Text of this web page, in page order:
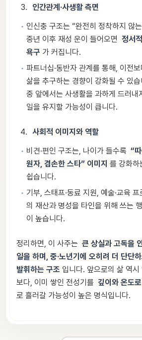
인간관계·사생활 측면
인신충 구조는 “완전히 정착하지 않
중년 이후 재성 운이 들어오면 정서
욕구 가 커집니다.
파트너십·동반자 관계를 통해, 이전
삶을 추구하는 경향이 강화될 수 있
중 앞에서는 사생활을 과하게 드러내
일을 유지할 가능성이 큽니다.
사회적 이미지와 역할
비견·편인 구조는, 나이가 들수록 “
원자, 겸손한 스타” 이미지 를 강화하
쉽습니다.
기부, 스태프·동료 지원, 예술·교육
의 재산과 명성을 타인을 위해 쓰는
이 높습니다.
정리하면, 이 사주는 큰 상실과 고독을
일을 하며, 중·노년기에 오히려 더 단단
발휘하는 구조 입니다. 앞으로의 삶 역시
보다, 이미 쌓인 전성기를 깊이와 온도
로 흘러갈 가능성이 높은 명식입니다.